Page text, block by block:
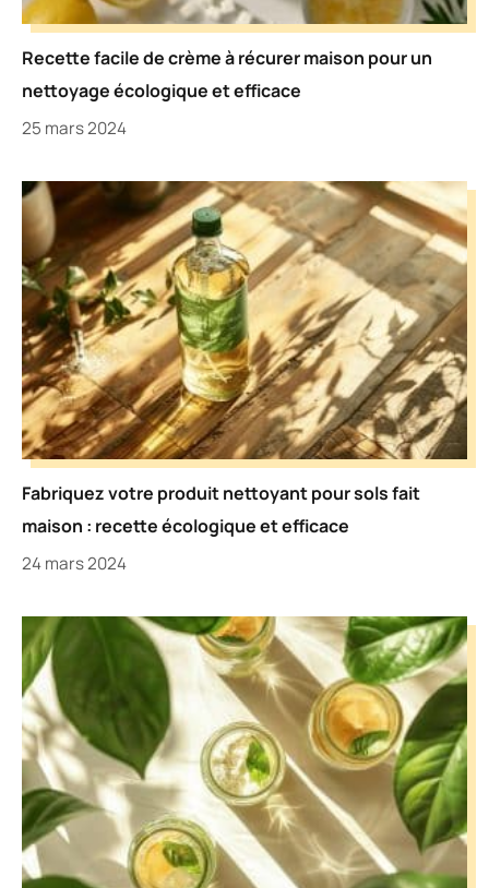
Recette facile de crème à récurer maison pour un
nettoyage écologique et efficace
25 mars 2024
Fabriquez votre produit nettoyant pour sols fait
maison : recette écologique et efficace
24 mars 2024